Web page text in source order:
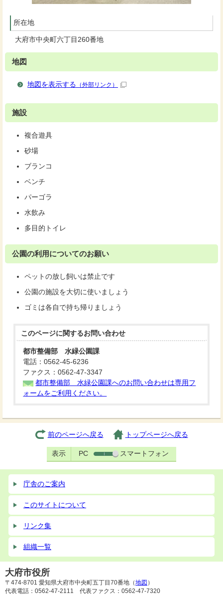
所在地
大府市中央町六丁目260番地
地図
地図を表示する （外部リンク）
施設
複合遊具
砂場
ブランコ
ベンチ
パーゴラ
水飲み
多目的トイレ
公園の利用についてのお願い
ペットの放し飼いは禁止です
公園の施設を大切に使いましょう
ゴミは各自で持ち帰りましょう
このページに関するお問い合わせ
都市整備部 水緑公園課
電話：0562-45-6236
ファクス：0562-47-3347
都市整備部 水緑公園課へのお問い合わせは専用フ
ォームをご利用ください。
前のページへ戻る トップページへ戻る
表示 PC スマートフォン
庁舎のご案内
このサイトについて
リンク集
組織一覧
大府市役所
〒474-8701 愛知県大府市中央町五丁目70番地（地図 ）
代表電話：0562-47-2111 代表ファクス：0562-47-7320